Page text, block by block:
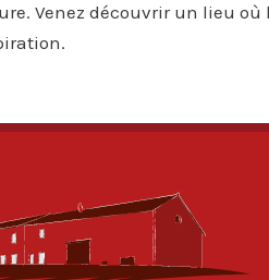
Venez découvrir un lieu